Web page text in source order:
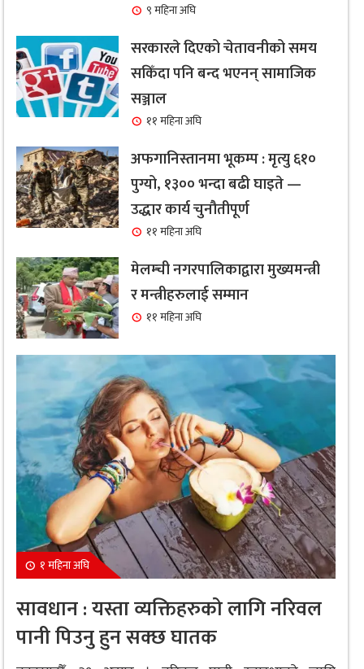
९ महिना अघि
सरकारले दिएको चेतावनीको समय
सकिँदा पनि बन्द भएनन् सामाजिक
सञ्जाल
११ महिना अघि
अफगानिस्तानमा भूकम्प : मृत्यु ६१०
पुग्यो, १३०० भन्दा बढी घाइते —
उद्धार कार्य चुनौतीपूर्ण
११ महिना अघि
मेलम्ची नगरपालिकाद्वारा मुख्यमन्त्री
र मन्त्रीहरुलाई सम्मान
११ महिना अघि
१ महिना अघि
सावधान : यस्ता व्यक्तिहरुको लागि नरिवल
पानी पिउनु हुन सक्छ घातक